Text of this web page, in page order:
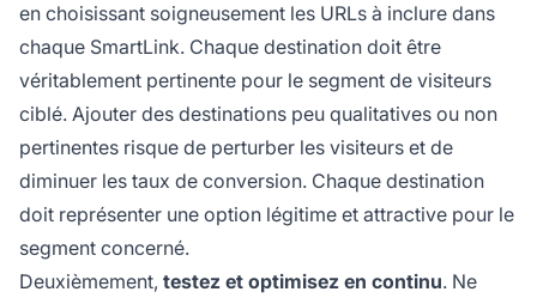
en choisissant soigneusement les URLs à inclure dans
chaque SmartLink. Chaque destination doit être
véritablement pertinente pour le segment de visiteurs
ciblé. Ajouter des destinations peu qualitatives ou non
pertinentes risque de perturber les visiteurs et de
diminuer les taux de conversion. Chaque destination
doit représenter une option légitime et attractive pour le
segment concerné.
Deuxièmement, testez et optimisez en continu. Ne